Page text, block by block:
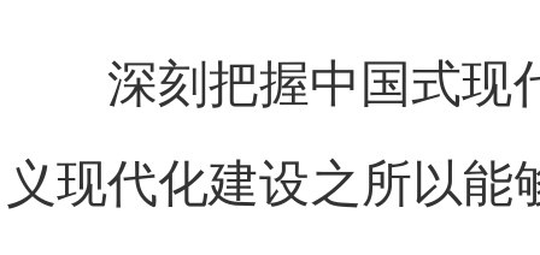
深刻把握中国式现
义现代化建设之所以